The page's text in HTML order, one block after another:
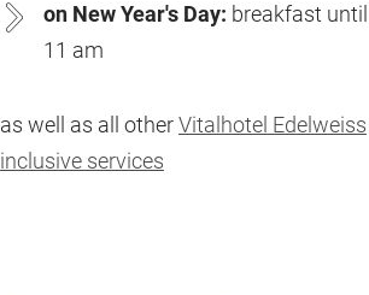
on New Year's Day: breakfast until
11 am
as well as all otherVitalhotel Edelweiss
inclusive services